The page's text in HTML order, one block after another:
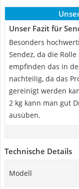
Unser Fazit für
Besonders
Sendez, da die
empfinden das in
nachteilig, da das
gereinigt werden
2 kg kann man gut
ausüben.
Technische Details
Modell